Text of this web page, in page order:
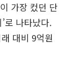
가장 컸던 단
로 나타났다.
대비 9억원